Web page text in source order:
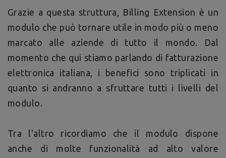
Grazie a questa struttura, Billing Extension è un
modulo che può tornare utile in modo più o meno
marcato alle aziende di tutto il mondo. Dal
momento che qui stiamo parlando di fatturazione
elettronica italiana, i benefici sono triplicati in
quanto si andranno a sfruttare tutti i livelli del
modulo.
Tra l'altro ricordiamo che il modulo dispone
anche di molte funzionalità ad alto valore